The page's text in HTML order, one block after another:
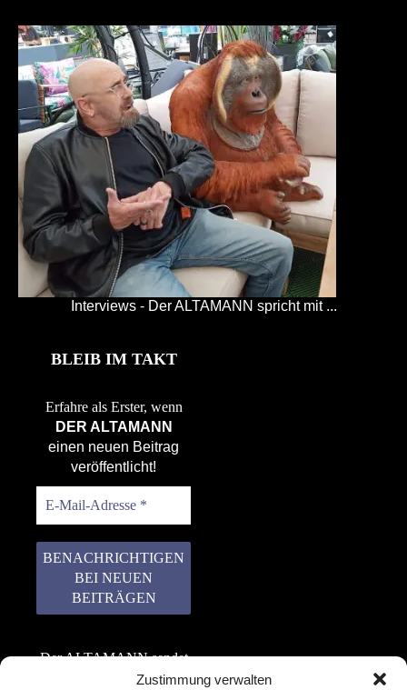
Zustimmung verwalten
Interviews - Der ALTAMANN spricht mit ...
BLEIB IM TAKT
Erfahre als Erster, wenn
DER ALTAMANN
einen neuen Beitrag
veröffentlicht!
Der ALTAMANN sendet
keinen Spam! Er gibt